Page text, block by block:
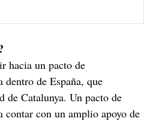
hacia un pacto de
dentro de España, que
de Catalunya. Un pacto de
contar con un amplio apoyo de